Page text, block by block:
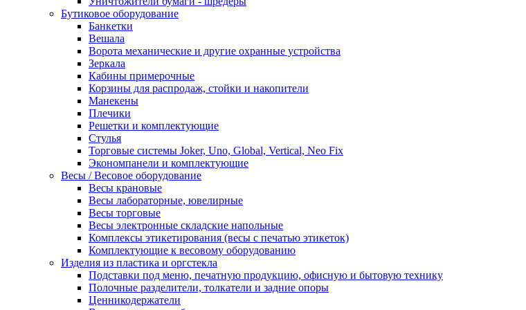
Бутиковое оборудование
Банкетки
Вешала
Ворота механические и другие охранные устройства
Зеркала
Кабины примерочные
Корзины для распродаж, стойки и накопители
Манекены
Плечики
Решетки и комплектующие
Стулья
Торговые системы Joker, Uno, Global, Vertical, Neo Fix
Экономпанели и комплектующие
Весы / Весовое оборудование
Весы крановые
Весы лабораторные, ювелирные
Весы торговые
Весы электронные складские напольные
Комплексы этикетирования (весы с печатью этикеток)
Комплектующие к весовому оборудованию
Изделия из пластика и оргстекла
Подставки под меню, печатную продукцию, офисную и бытовую технику
Полочные разделители, толкатели и задние опоры
Ценникодержатели